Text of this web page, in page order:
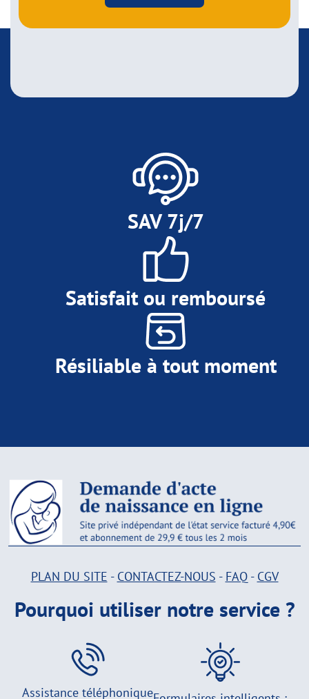
SAV 7j/7
Satisfait ou remboursé
Résiliable à tout moment
PLAN DU SITE - CONTACTEZ-NOUS - FAQ- CGV
Pourquoi utiliser notre service ?
Assistance téléphonique